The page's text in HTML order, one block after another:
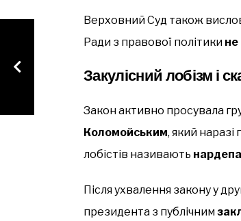
Верховний Суд також
Ради з правової політики не
Закулісний лобізм і
Закон активно просувала
Коломойським, який
лобістів називають нардепа
Після ухвалення закону у
президента з публічним